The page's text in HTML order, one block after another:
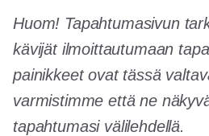
Huom! Tapahtumasivun
kävijät ilmoittautumaan
painikkeet ovat tässä
varmistimme että ne
tapahtumasi välilehdellä.